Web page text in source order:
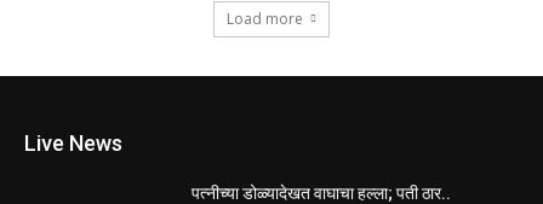
Load more
Live News
पत्नीच्या डोळ्यादेखत वाघाचा हल्ला; पती ठार..